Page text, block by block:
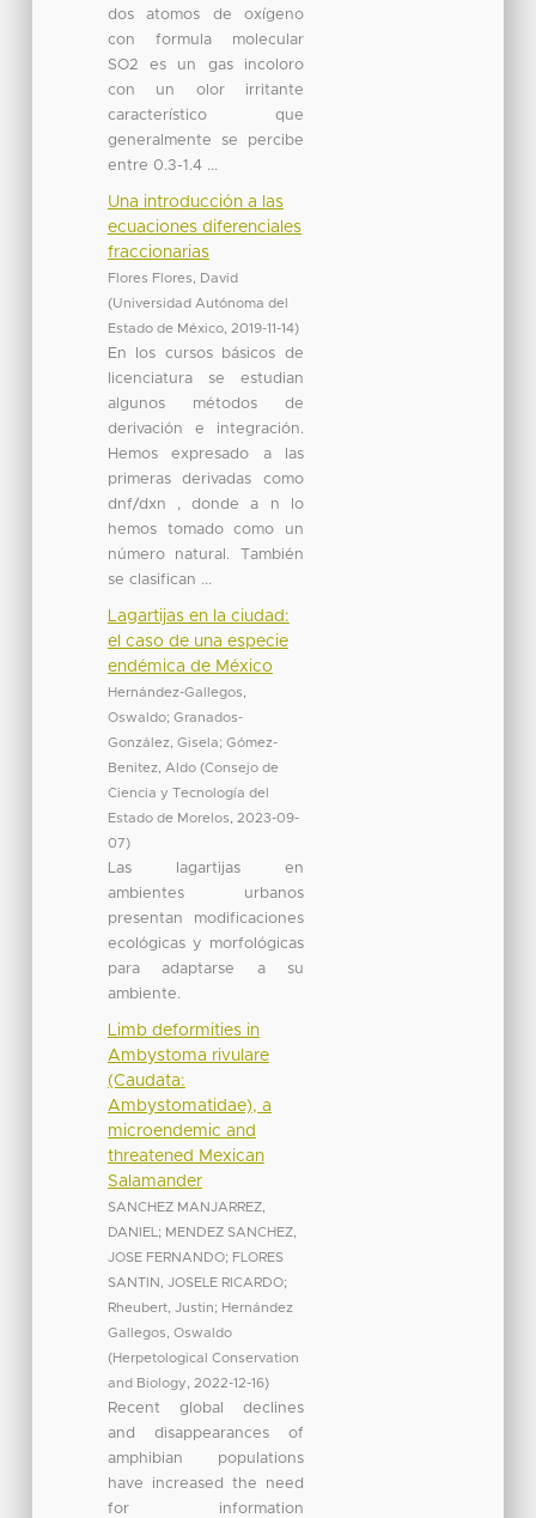
dos atomos de oxígeno
con formula molecular
SO2 es un gas incoloro
con un olor irritante
característico que
generalmente se percibe
entre 0.3-1.4 ...
Una introducción a las
ecuaciones diferenciales
fraccionarias
Flores Flores, David
(Universidad Autónoma del
Estado de México, 2019-11-14)
En los cursos básicos de
licenciatura se estudian
algunos métodos de
derivación e integración.
Hemos expresado a las
primeras derivadas como
dnf/dxn , donde a n lo
hemos tomado como un
número natural. También
se clasifican ...
Lagartijas en la ciudad:
el caso de una especie
endémica de México
Hernández-Gallegos,
Oswaldo; Granados-
González, Gisela; Gómez-
Benitez, Aldo (Consejo de
Ciencia y Tecnología del
Estado de Morelos
2023-09-
07)
Las lagartijas en
ambientes urbanos
presentan modificaciones
ecológicas y morfológicas
para adaptarse a su
ambiente.
Limb deformities in
Ambystoma rivulare
(Caudata:
Ambystomatidae), a
microendemic and
threatened Mexican
Salamander
SANCHEZ MANJARREZ,
DANIEL ; MENDEZ SANCHEZ,
JOSE FERNANDO; FLORES
SANTIN, JOSELE RICARDO;
Rheubert, Justin; Hernández
Gallegos, Oswaldo
(Herpetological Conservation
and Biology
2022-12-16)
Recent global declines
and disappearances of
amphibian populations
have increased the need
for information